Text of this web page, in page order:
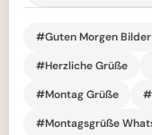
#Guten Morgen Bilder
#Herzliche Grüße
#Montag Grüße
#Montagsgrüße